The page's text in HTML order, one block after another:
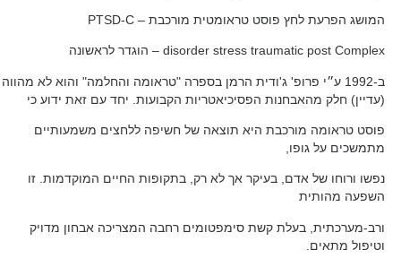
המושג הפרעת לחץ פוסט טראומטית מורכבת – PTSD-C
disorder stress traumatic post Complex – הוגדר לראשונה
ב-1992 ע״י פרופ' ג'ודית הרמן בספרה "טראומה והחלמה" והוא לא מהווה
(עדיין) חלק מהאבחנות הפסיכיאטריות הקבועות. יחד עם זאת ידוע כי
פוסט טראומה מורכבת היא תוצאה של חשיפה ללחצים משמעותיים
מתמשכים על גופו,
נפשו ורוחו של אדם, בעיקר אך לא רק, בתקופות החיים המוקדמות. זו
השפעה מהותית
ורב-מערכתית, בעלת קשת סימפטומים רחבה המצריכה אבחון מדויק
וטיפול מתאים.